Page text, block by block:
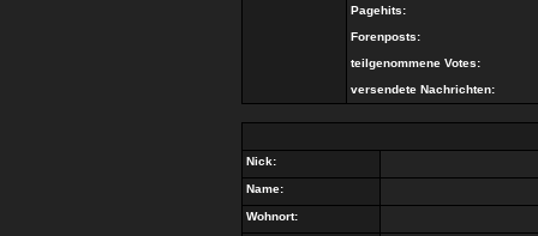
Pagehits:
Forenposts:
teilgenommene Votes:
versendete Nachrichten:
Nick:
Name:
Wohnort: